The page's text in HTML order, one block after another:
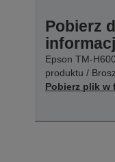
Pobierz
Epson TM-
produktu /
Pobierz plik w